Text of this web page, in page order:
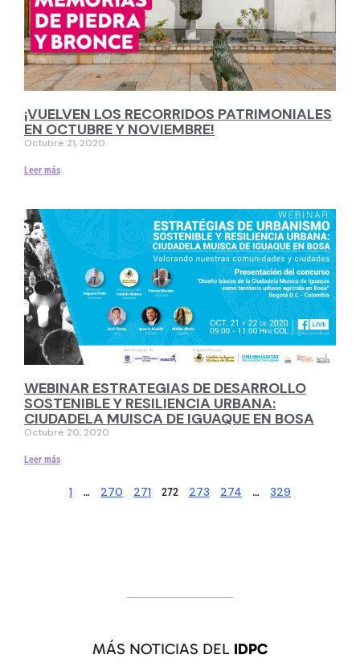
¡VUELVEN LOS RECORRIDOS PATRIMONIALES
EN OCTUBRE Y NOVIEMBRE!
Octubre 21, 2020
Leer más
WEBINAR ESTRATEGIAS DE DESARROLLO
SOSTENIBLE Y RESILIENCIA URBANA:
CIUDADELA MUISCA DE IGUAQUE EN BOSA
Octubre 20, 2020
Leer más
1 … 270 271 272 273 274 … 329
MÁS NOTICIAS DEL IDPC